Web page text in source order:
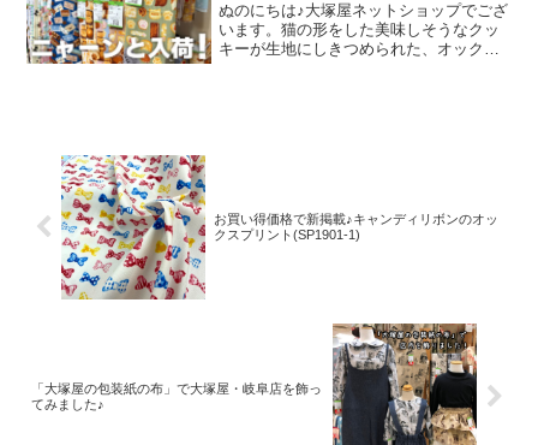
ぬのにちは♪大塚屋ネットショップでござ
います。猫の形をした美味しそうなクッ
キーが生地にしきつめられた、オックス
お買い得価格で新掲載♪キャンディリボンのオッ
クスプリント(SP1901-1)
「大塚屋の包装紙の布」で大塚屋・岐阜店を飾っ
てみました♪